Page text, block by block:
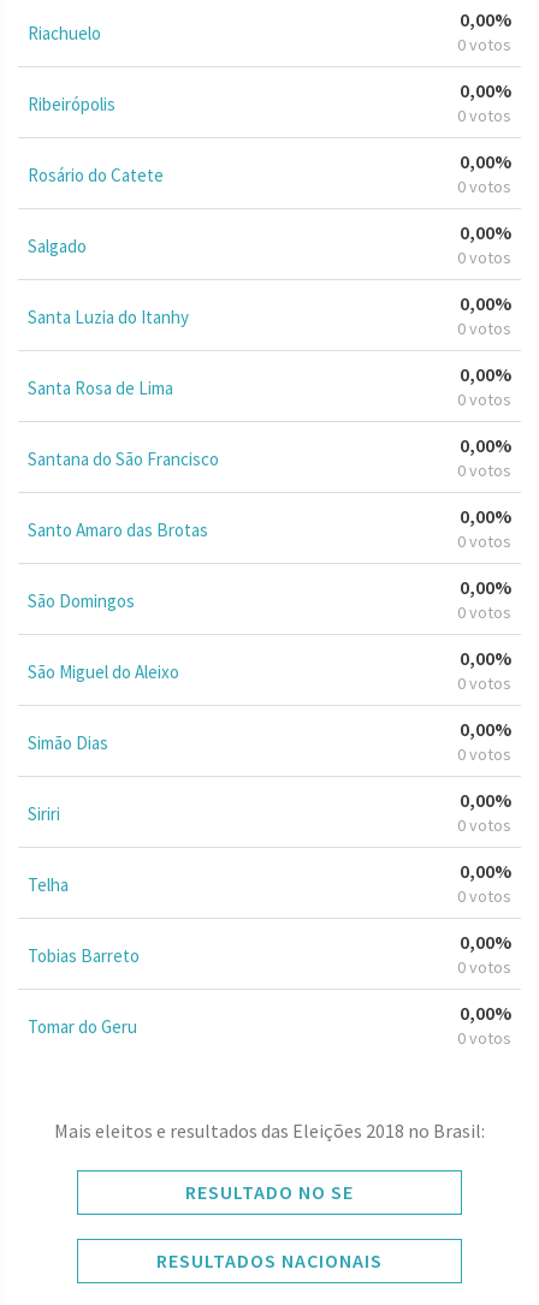
Riachuelo
0,00%
0 votos
Ribeirópolis
0,00%
0 votos
Rosário do Catete
0,00%
0 votos
Salgado
0,00%
0 votos
Santa Luzia do Itanhy
0,00%
0 votos
Santa Rosa de Lima
0,00%
0 votos
Santana do São Francisco
0,00%
0 votos
Santo Amaro das Brotas
0,00%
0 votos
São Domingos
0,00%
0 votos
São Miguel do Aleixo
0,00%
0 votos
Simão Dias
0,00%
0 votos
Siriri
0,00%
0 votos
Telha
0,00%
0 votos
Tobias Barreto
0,00%
0 votos
Tomar do Geru
0,00%
0 votos
Mais eleitos e resultados das Eleições 2018 no Brasil:
RESULTADO NO SE
RESULTADOS NACIONAIS